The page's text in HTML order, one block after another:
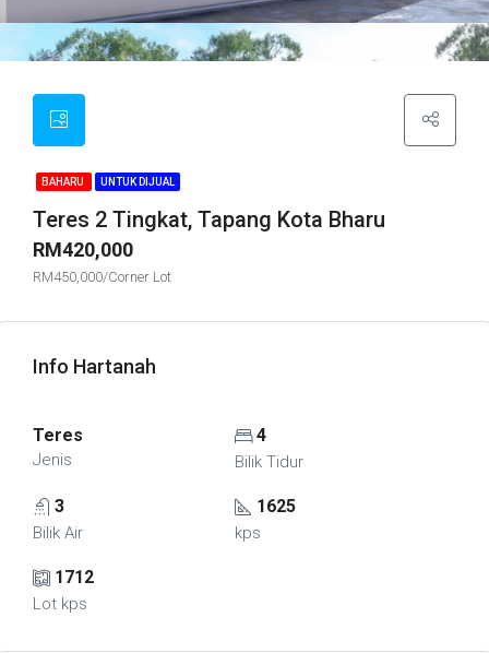
BAHARU UNTUK DIJUAL
Teres 2 Tingkat, Tapang Kota Bharu
RM420,000
RM450,000/Corner Lot
Info Hartanah
Teres
Jenis
4
Bilik Tidur
3
Bilik Air
1625
kps
1712
Lot kps